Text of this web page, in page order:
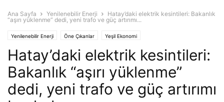
Ana Sayfa Yenilenebilir Enerji
Hatay’daki elektrik kesintileri: Bakanlık
“aşırı yüklenme” dedi, yeni trafo ve güç artırımı...
Yenilenebilir Enerji Öne Çıkanlar Yeşil Ekonomi
Hatay’daki elektrik kesintileri:
Bakanlık “aşırı yüklenme”
dedi, yeni trafo ve güç artırımı